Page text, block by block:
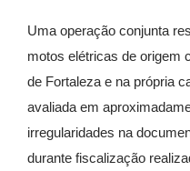
Uma operação conjunta
motos elétricas de origem
de Fortaleza e na própria
avaliada em
irregularidades na
durante fiscalização